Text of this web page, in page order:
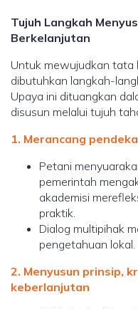
Tujuh Langkah
Berkelanjutan
Untuk mewujudkan tata
dibutuhkan langkah-
Upaya ini dituangkan
disusun melalui tujuh
1. Merancang
Petani
pemerintah
akademisi
praktik.
Dialog multipihak
pengetahuan lokal.
2. Menyusun prinsip,
keberlanjutan